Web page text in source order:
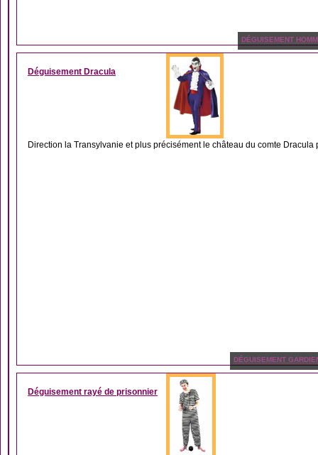
DÉGUISEMENT
Déguisement Dracula
Direction la Transylvanie et plus précisément le château du comte Dracula
DÉGUISEMENT
Déguisement rayé de prisonnier